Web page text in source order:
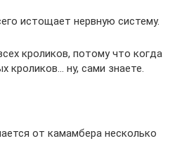
истощает нервную систему.
кроликов, потому что когда
кроликов… ну, сами знаете.
от камамбера несколько